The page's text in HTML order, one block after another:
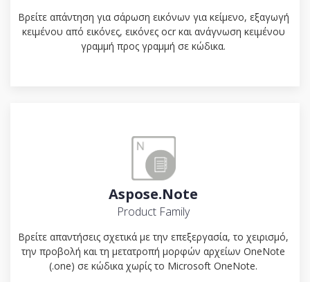
Βρείτε απάντηση για σάρωση εικόνων για κείμενο, εξαγωγή
κειμένου από εικόνες, εικόνες ocr και ανάγνωση κειμένου
γραμμή προς γραμμή σε κώδικα.
Aspose.Note
Product Family
Βρείτε απαντήσεις σχετικά με την επεξεργασία, το χειρισμό,
την προβολή και τη μετατροπή μορφών αρχείων OneNote
(.one) σε κώδικα χωρίς το Microsoft OneNote.